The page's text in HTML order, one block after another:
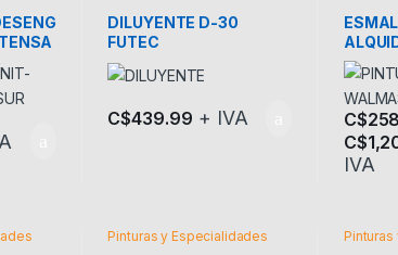
DILUYENTE D-30
FUTEC
C$439.99 + IVA C$
C$
IVA
Este
Pinturas y Especialidades